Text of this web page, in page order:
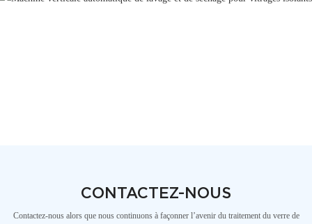
CONTACTEZ-NOUS
Contactez-nous alors que nous continuons à façonner l’avenir du traitement du verre de